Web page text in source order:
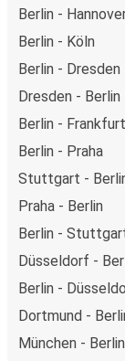
Berlin -
Berlin - Köln
Berlin - Dresden
Dresden - Berlin
Berlin - Frankfurt
Berlin - Praha
Stuttgart -
Praha - Berlin
Berlin -
Düsseldorf -
Berlin -
Dortmund -
München - Berlin